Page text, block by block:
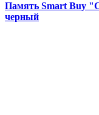
Память Smart Buy
черный